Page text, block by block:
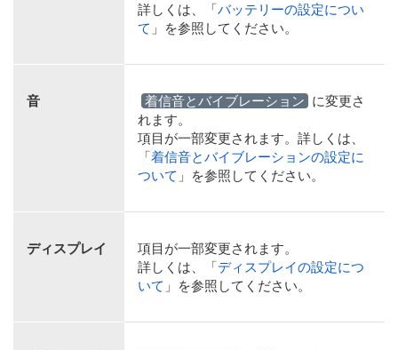
詳しくは、「バッテリーの設定につい
て 」を参照してください。
音 着信音とバイブレーション に変更さ
れます。
項目が一部変更されます。詳しくは、
「着信音とバイブレーションの設定に
ついて 」を参照してください。
ディスプレイ
項目が一部変更されます。
詳しくは、「ディスプレイの設定につ
いて 」を参照してください。